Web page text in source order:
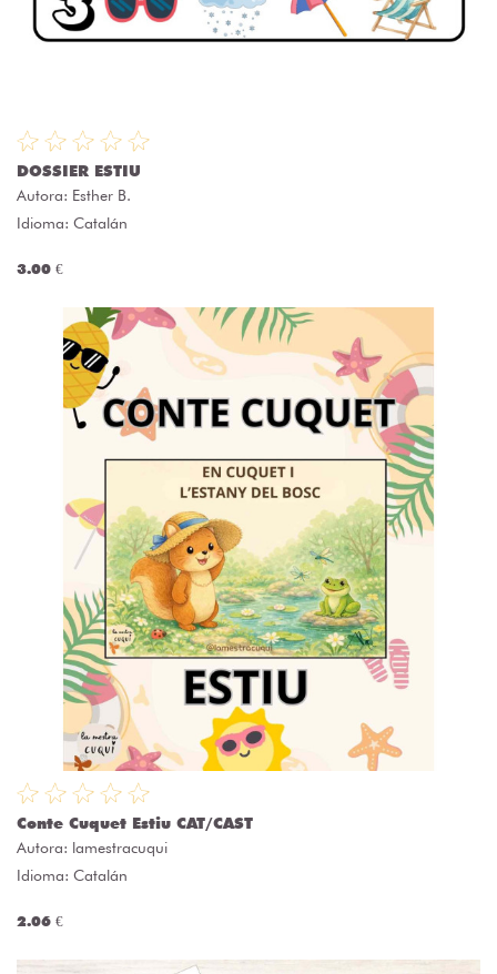
DOSSIER ESTIU
Autora: Esther B.
Idioma: Catalán
3.00 €
Conte Cuquet Estiu CAT/CAST
Autora: lamestracuqui
Idioma: Catalán
2.06 €